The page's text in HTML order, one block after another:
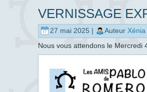
VERNISSAGE
27 mai 2025 | Auteur
Nous vous attendons le Mercredi